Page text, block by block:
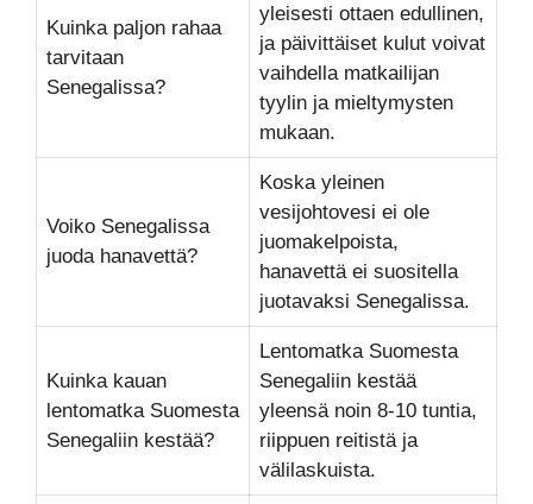
Kuinka paljon rahaa
tarvitaan
Senegalissa?
yleisesti ottaen edullinen,
ja päivittäiset kulut voivat
vaihdella matkailijan
tyylin ja mieltymysten
mukaan.
Voiko Senegalissa
juoda hanavettä?
Koska yleinen
vesijohtovesi ei ole
juomakelpoista,
hanavettä ei suositella
juotavaksi Senegalissa.
Kuinka kauan
lentomatka Suomesta
Senegaliin kestää?
Lentomatka Suomesta
Senegaliin kestää
yleensä noin 8-10 tuntia,
riippuen reitistä ja
välilaskuista.